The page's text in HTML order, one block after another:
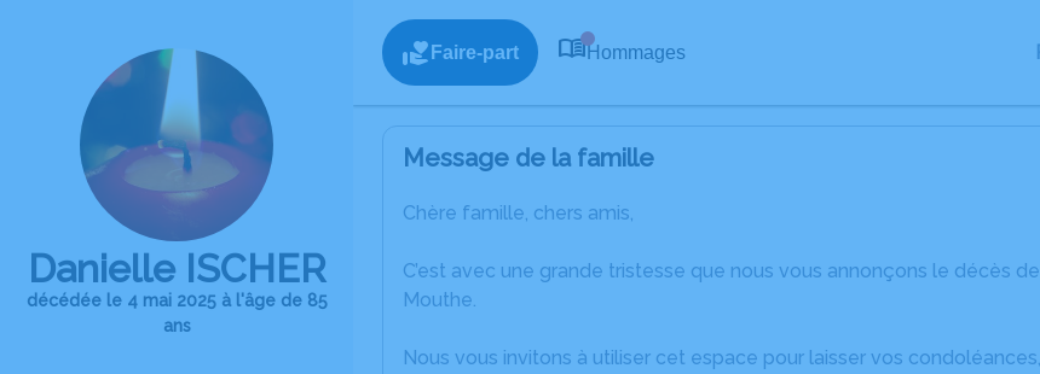
Danielle ISCHER
décédée le 4 mai 2025 à l'âge de 85
ans
Faire-part Hommages
Message de la famille
Chère famille, chers amis,
C’est avec une grande tristesse que nous vous annonçons le décès
Mouthe.
Nous vous invitons à utiliser cet espace pour laisser vos